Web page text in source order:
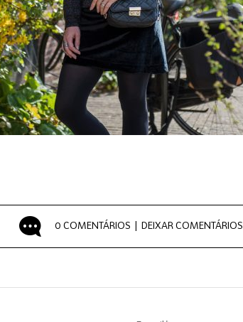
0 COMENTÁRIOS | DEIXAR COMENTÁRIOS